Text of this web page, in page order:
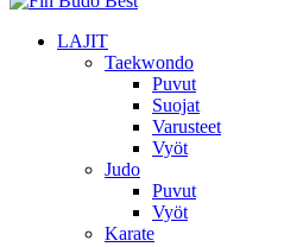
LAJIT
Taekwondo
Puvut
Suojat
Varusteet
Vyöt
Judo
Puvut
Vyöt
Karate